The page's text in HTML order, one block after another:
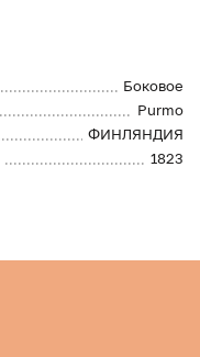
Боковое
Purmo
ФИНЛЯНДИЯ
1823